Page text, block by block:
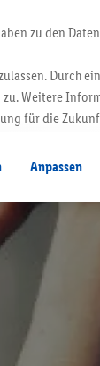
zu den
Durch
Weitere
für die
Anpassen